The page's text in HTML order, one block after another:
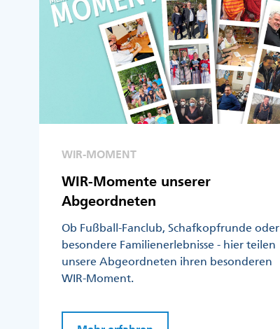
WIR-MOMENT
WIR-Momente unserer
Abgeordneten
Ob Fußball-Fanclub, Schafkopfrunde oder
besondere Familienerlebnisse - hier teilen
unsere Abgeordneten ihren besonderen
WIR-Moment.